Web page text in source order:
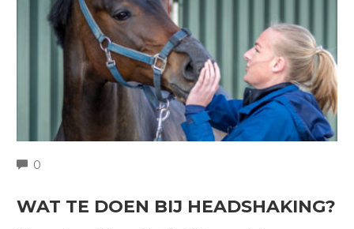
0
WAT TE DOEN BIJ HEADSHAKING?